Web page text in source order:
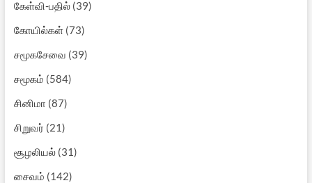
கேள்வி-பதில்(39)
கோயில்கள்(73)
சமூகசேவை (39)
சமூகம் (584)
சினிமா (87)
சிறுவர் (21)
சூழலியல்(31)
சைவம் (142)